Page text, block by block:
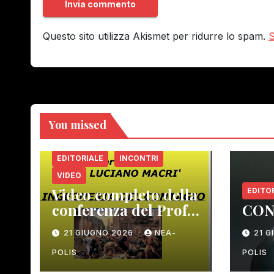
Questo sito utilizza Akismet per ridurre lo spam.
You missed
EDITORIALE
INCONTRI
VIDEO
Video completo della
conferenza del Prof.
Macrì del 12 giugno
scorso
21 GIUGNO 2026 NEA-
POLIS
21
POLIS